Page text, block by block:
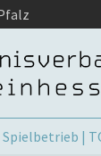
Spielbetrieb |